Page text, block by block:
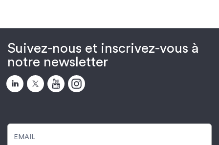
Suivez-nous et inscrivez-vous à
notre newsletter